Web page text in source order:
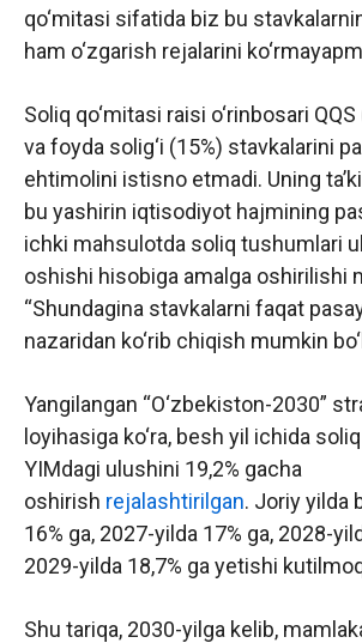
qo‘mitasi sifatida biz bu
ham o‘zgarish rejalarini
Soliq qo‘mitasi raisi o‘rinbosari
va foyda solig‘i (15%) stavkalarini
ehtimolini istisno etmadi. Uning
bu yashirin iqtisodiyot hajmining
ichki mahsulotda soliq tushumlari
oshishi hisobiga amalga oshirilishi
“Shundagina stavkalarni faqat
nazaridan ko‘rib chiqish mumkin
Yangilangan “O‘zbekiston-2030”
loyihasiga ko‘ra, besh yil ichida
YIMdagi ulushini 19,2% gacha
oshirish rejalashtirilgan. Joriy yilda
16% ga, 2027-yilda 17% ga, 2028-
2029-yilda 18,7% ga yetishi
Shu tariqa, 2030-yilga kelib,